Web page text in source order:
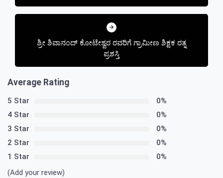
ಶ್ರೀ ಶಿವಾನಂದ್ ಕೋಟೇಶ್ವರ ರವರಿಗೆ ಗ್ರಾಮೀಣ ಶಿಕ್ಷಕ ರತ್ನ
ಪ್ರಶಸ್ತಿ
Average Rating
5 Star
0%
4 Star
0%
3 Star
0%
2 Star
0%
1 Star
0%
(Add your review)